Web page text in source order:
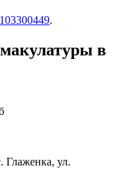
.
в
Глаженка, ул.